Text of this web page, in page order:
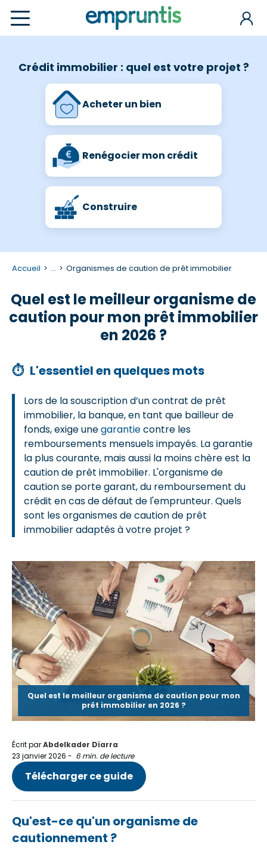
Crédit immobilier : quel est votre projet ?
Acheter un bien
Renégocier mon crédit
Construire
Accueil ... Organismes de caution de prêt immobilier
Quel est le meilleur organisme de
caution pour mon prêt immobilier
en 2026 ?
⏱ L'essentiel en quelques mots
Lors de la souscription d’un contrat de prêt
immobilier, la banque, en tant que bailleur de
fonds, exige unegarantiecontre les
remboursements mensuels impayés. La garantie
la plus courante, mais aussi la moins chère est la
caution de prêt immobilier. L'organisme de
caution se porte garant, du remboursement du
crédit en cas de défaut de l'emprunteur. Quels
sont les organismes de caution de prêt
immobilier adaptés à votre projet ?
Quel est le meilleur organisme de caution pour mon
prêt immobilier en 2026 ?
Écrit parAbdelkader Diarra
23 janvier 2026 - 6 min. de lecture
Télécharger ce guide
Qu'est-ce qu'un organisme de
cautionnement ?